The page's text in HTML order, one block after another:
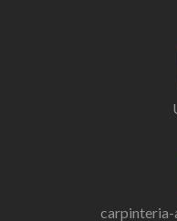
carpinteria-